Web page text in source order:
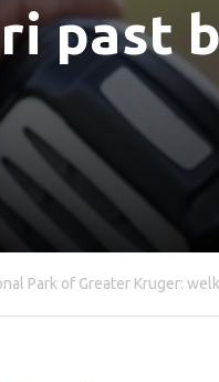
past
Park of Greater Kruger: